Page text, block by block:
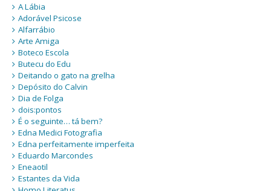
A Lábia
Adorável Psicose
Alfarrábio
Arte Amiga
Boteco Escola
Butecu do Edu
Deitando o gato na grelha
Depósito do Calvin
Dia de Folga
dois:pontos
É o seguinte… tá bem?
Edna Medici Fotografia
Edna perfeitamente imperfeita
Eduardo Marcondes
Eneaotil
Estantes da Vida